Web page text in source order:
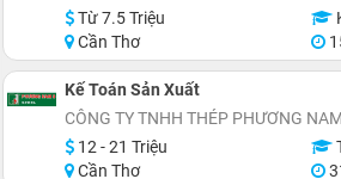
Từ 7.5 Triệu
Cần Thơ
Kế Toán Sản Xuất
CÔNG TY TNHH THÉP PHƯƠNG
12 - 21 Triệu
Cần Thơ